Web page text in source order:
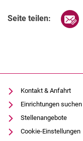
Seite teilen:
Kontakt & Anfahrt
Einrichtungen suchen
Stellenangebote
Cookie-Einstellungen